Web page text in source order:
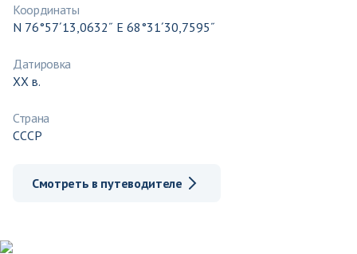
Координаты
N 76°57´13,0632˝ E 68°31´30,7595˝
Датировка
ХХ в.
Страна
СССР
Смотреть в путеводителе